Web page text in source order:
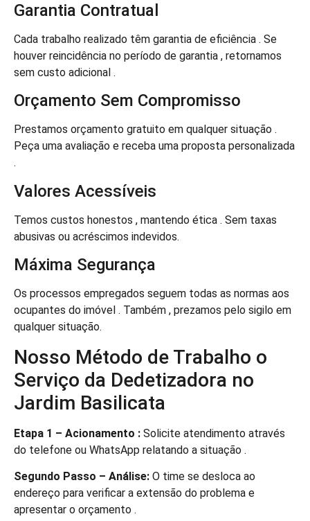
Garantia Contratual
Cada trabalho realizado têm garantia de eficiência . Se
houver reincidência no período de garantia , retornamos
sem custo adicional .
Orçamento Sem Compromisso
Prestamos orçamento gratuito em qualquer situação .
Peça uma avaliação e receba uma proposta personalizada
.
Valores Acessíveis
Temos custos honestos , mantendo ética . Sem taxas
abusivas ou acréscimos indevidos.
Máxima Segurança
Os processos empregados seguem todas as normas aos
ocupantes do imóvel . Também , prezamos pelo sigilo em
qualquer situação.
Nosso Método de Trabalho o
Serviço da Dedetizadora no
Jardim Basilicata
Etapa 1 – Acionamento : Solicite atendimento através
do telefone ou WhatsApp relatando a situação .
Segundo Passo – Análise: O time se desloca ao
endereço para verificar a extensão do problema e
apresentar o orçamento .